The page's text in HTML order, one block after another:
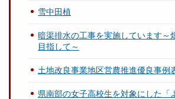
雪中田植
暗渠排水の工事を実施しています～
目指して～
土地改良事業地区営農推進優良事例
県南部の女子高校生を対象にした「